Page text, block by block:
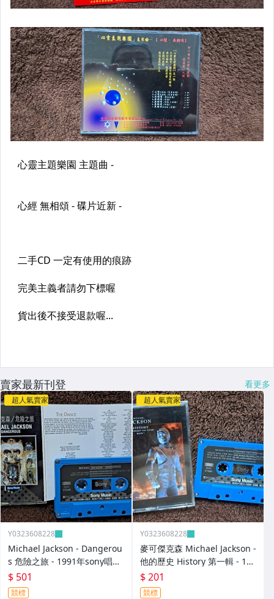
賣家最新刊登 看更多
超人氣賣家
Y0323608228
Michael Jackson - Dangerou
s 危險之旅 - 1991年sony唱片
- 原版錄音帶 附歌詞 - 501元起
標 N
$ 501
競標
超人氣賣家
Y0323608228
麥可傑克森 Michael Jackson -
他的歷史 History 第一輯 - 199
5年sony唱片 原版錄音帶 無歌
詞 - 201元起標 N
$ 201
競標